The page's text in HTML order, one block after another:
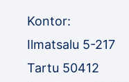
Kontor:
Ilmatsalu 5-217
Tartu 50412